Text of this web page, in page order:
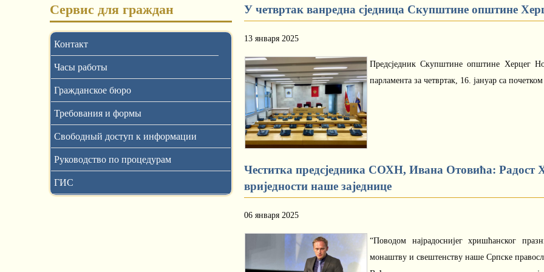
Сервис для граждан
Контакт
Часы работы
Гражданское бюро
Требования и формы
Свободный доступ к информации
Руководство по процедурам
ГИС
У четвртак ванредна сједница Скупштине општине
13 января 2025
Предсједник Скупштине општине Херцег
парламента за четвртак, 16. јануар са
Честитка предсједника СОХН, Ивана Отовића: Радост
вриједности наше заједнице
06 января 2025
“Поводом најрадоснијег хришћанског
монаштву и свештенству наше Српске